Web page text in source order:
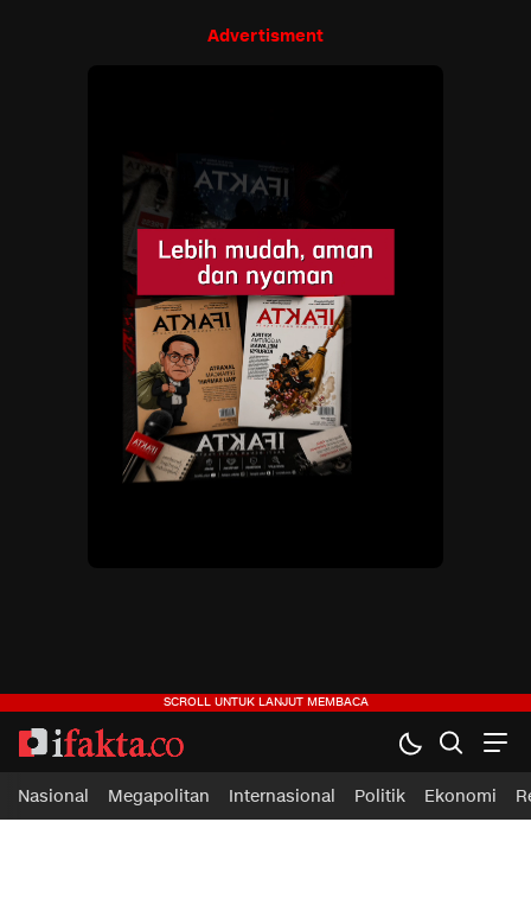
Advertisment
ifakta.co
#pastibenar
Nasional Megapolitan Internasional Politik Ekonomi